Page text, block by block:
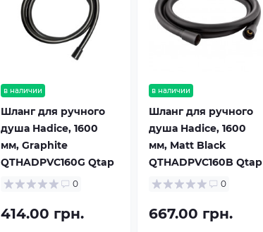
в наличии
Шланг для ручного
душа Hadice, 1600
мм, Graphite
QTHADPVC160G Qtap
0
414.00 грн.
в наличии
Шланг для ручного
душа Hadice, 1600
мм, Matt Black
QTHADPVC160B Qtap
0
667.00 грн.